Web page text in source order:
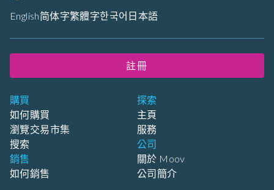
購買
如何購買
瀏覽交易市集
搜索
銷售
如何銷售
探索
主頁
服務
公司
關於 Moov
公司簡介
English简体字繁體字한국어 日本語
註冊